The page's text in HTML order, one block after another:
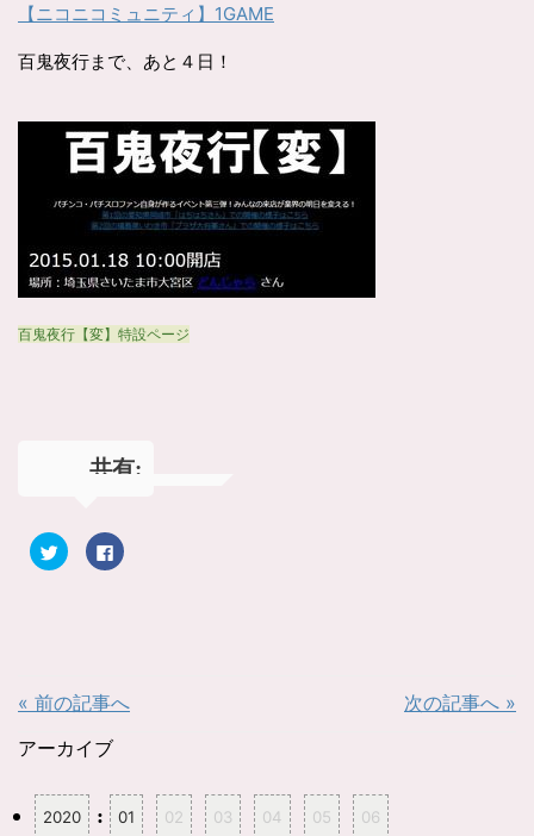
【ニコニコミュニティ】1GAME
百鬼夜行まで、あと４日！
百鬼夜行【変】特設ページ
共有:
ク
リ
e
共
有
い
F
a
す
し
« 前の記事へ 次の記事へ »
アーカイブ
2020 : 01 02 03 04 05 06